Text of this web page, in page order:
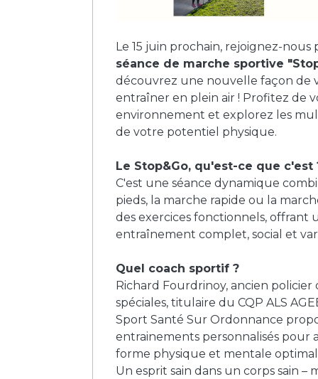
Le 15 juin prochain, rejoignez-
séance de marche sportive
découvrez une nouvelle façon de
entraîner en plein air ! Profitez de
environnement et explorez les
de votre potentiel physique.
Le Stop&Go, qu'est-ce que c'est
C'est une séance dynamique
pieds, la marche rapide ou la
des exercices fonctionnels, offrant
entraînement complet, social et
Quel coach sportif ?
Richard Fourdrinoy, ancien policier
spéciales, titulaire du CQP ALS
Sport Santé Sur Ordonnance
entrainements personnalisés pour
forme physique et mentale
Un esprit sain dans un corps sain –